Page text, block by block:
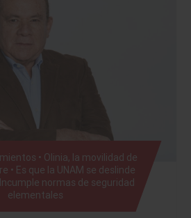
• Olinia, la movilidad de
• Es que la UNAM se deslinde
normas de seguridad
elementales